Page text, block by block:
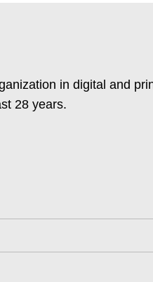
in digital and
28 years.